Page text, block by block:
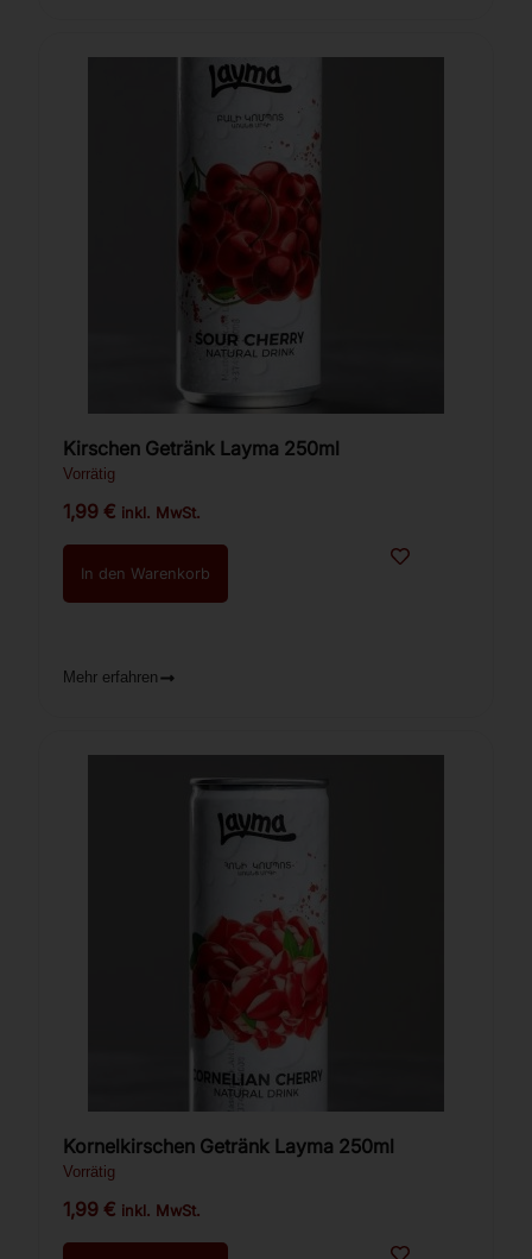
Kirschen Getränk Layma 250ml
Vorrätig
1,99€ inkl. MwSt.
In den Warenkorb
Mehr erfahren
Kornelkirschen Getränk Layma 250ml
Vorrätig
1,99€ inkl. MwSt.